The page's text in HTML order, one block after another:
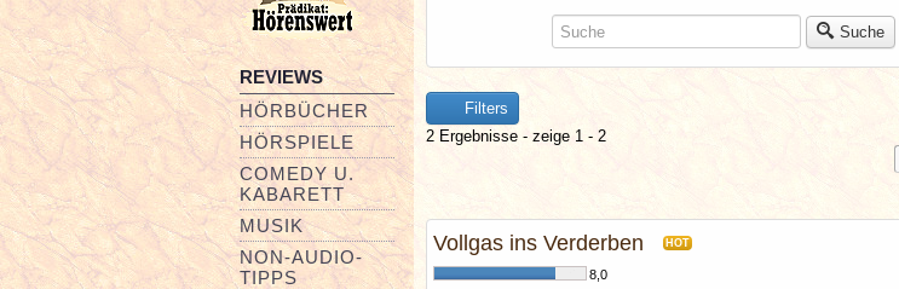
REVIEWS
HÖRBÜCHER
HÖRSPIELE
COMEDY U.
KABARETT
MUSIK
NON-AUDIO-
TIPPS
Suche
Filters
2 Ergebnisse - zeige 1 - 2
Vollgas ins Verderben HOT
8,0